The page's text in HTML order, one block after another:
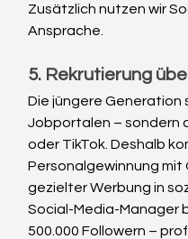
Zusätzlich nutzen wir
Ansprache.
5. Rekrutierung
Die jüngere Generation
Jobportalen – sondern
oder TikTok. Deshalb
Personalgewinnung mit
gezielter Werbung in
Social-Media-Manager
500.000 Followern –